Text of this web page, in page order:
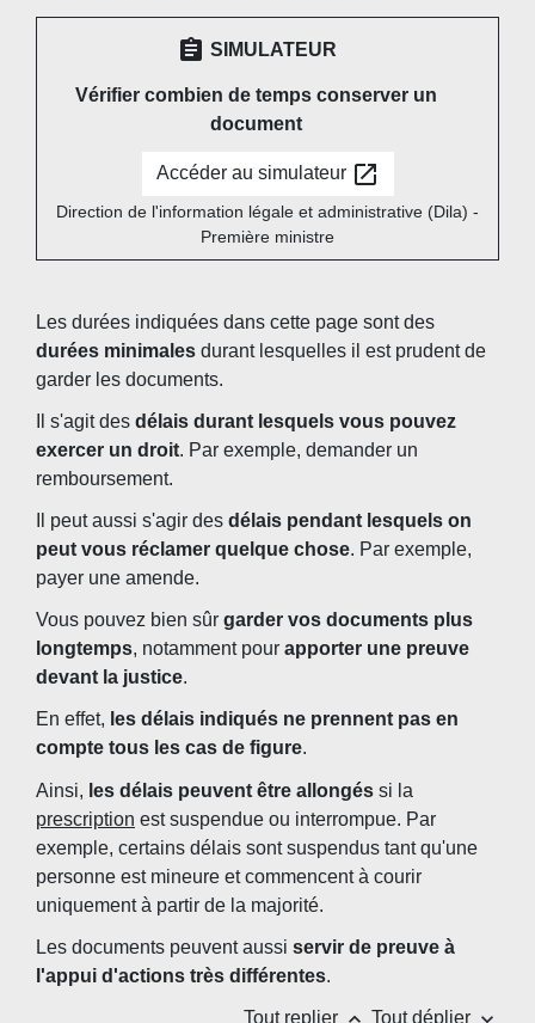
assignment SIMULATEUR
Vérifier combien de temps conserver un
document
Accéder au simulateur open_in_new
Direction de l'information légale et administrative (Dila) -
Première ministre
Les durées indiquées dans cette page sont des
durées minimales durant lesquelles il est prudent de
garder les documents.
Il s'agit des délais durant lesquels vous pouvez
exercer un droit. Par exemple, demander un
remboursement.
Il peut aussi s'agir des délais pendant lesquels on
peut vous réclamer quelque chose. Par exemple,
payer une amende.
Vous pouvez bien sûr garder vos documents plus
longtemps, notamment pour apporter une preuve
devant la justice.
En effet, les délais indiqués ne prennent pas en
compte tous les cas de figure.
Ainsi, les délais peuvent être allongés si la
prescription est suspendue ou interrompue. Par
exemple, certains délais sont suspendus tant qu'une
personne est mineure et commencent à courir
uniquement à partir de la majorité.
Les documents peuvent aussi servir de preuve à
l'appui d'actions très différentes.
Tout replier Tout déplier